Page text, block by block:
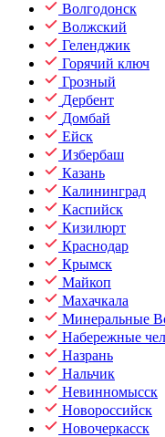
Волгодонск
Волжский
Геленджик
Горячий ключ
Грозный
Дербент
Домбай
Ейск
Избербаш
Казань
Калининград
Каспийск
Кизилюрт
Краснодар
Крымск
Майкоп
Махачкала
Минеральные
Набережные
Назрань
Нальчик
Невинномысск
Новороссийск
Новочеркасск